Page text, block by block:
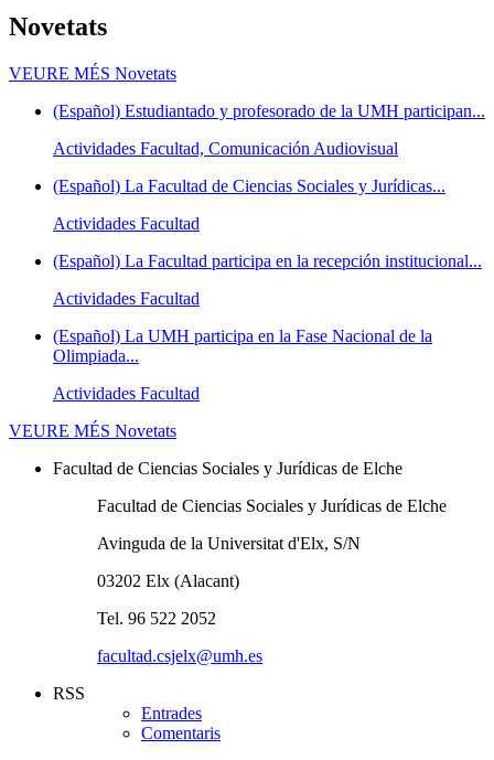
Novetats
VEURE MÉS Novetats
(Español) Estudiantado y profesorado de la UMH participan...
Actividades Facultad, Comunicación Audiovisual
(Español) La Facultad de Ciencias Sociales y Jurídicas...
Actividades Facultad
(Español) La Facultad participa en la recepción institucional...
Actividades Facultad
(Español) La UMH participa en la Fase Nacional de la
Olimpiada...
Actividades Facultad
VEURE MÉS Novetats
Facultad de Ciencias Sociales y Jurídicas de Elche
Facultad de Ciencias Sociales y Jurídicas de Elche
Avinguda de la Universitat d'Elx, S/N
03202 Elx (Alacant)
Tel. 96 522 2052
facultad.csjelx@umh.es
RSS
Entrades
Comentaris